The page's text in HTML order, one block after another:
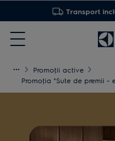
Transport
Menu
Promoţii active
Promoţia "Sute de premii -